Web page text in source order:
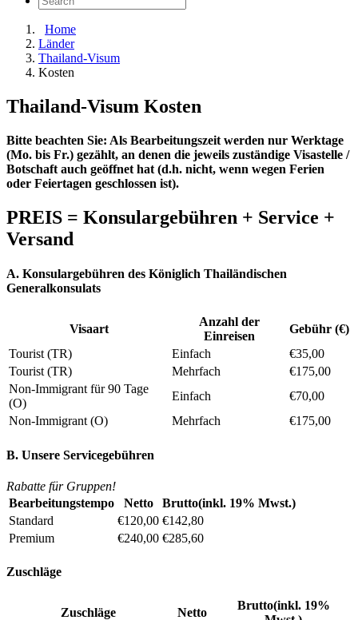
Home
Länder
Thailand-Visum
Kosten
Thailand-Visum Kosten
Bitte beachten Sie: Als Bearbeitungszeit werden nur Werktage
(Mo. bis Fr.) gezählt, an denen die jeweils zuständige Visastelle /
Botschaft auch geöffnet hat (d.h. nicht, wenn wegen Ferien
oder Feiertagen geschlossen ist).
PREIS = Konsulargebühren + Service +
Versand
A. Konsulargebühren des Königlich Thailändischen
Generalkonsulats
Visaart
Anzahl der
Einreisen
Gebühr (€)
Tourist (TR)
Einfach
€35,00
Tourist (TR)
Mehrfach
€175,00
Non-Immigrant für 90 Tage
(O)
Einfach
€70,00
Non-Immigrant (O)
Mehrfach €175,00
B. Unsere Servicegebühren
Rabatte für Gruppen!
Bearbeitungstempo
Netto
Brutto(inkl. 19% Mwst.)
Standard
€120,00 €142,80
Premium
€240,00 €285,60
Zuschläge
Zuschläge Netto
Brutto(inkl. 19%